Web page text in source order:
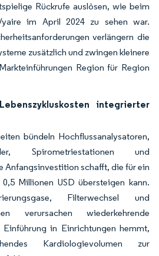
Rückrufe auslösen, wie beim
im April 2024 zu sehen war.
verlängern die
zusätzlich und zwingen kleinere
Region für Region
integrierter
bündeln Hochflussanalysatoren,
Spirometriestationen und
Anfangsinvestition schafft, die für ein
Millionen USD übersteigen kann.
Filterwechsel und
verursachen wiederkehrende
in Einrichtungen hemmt,
Kardiologievolumen zur